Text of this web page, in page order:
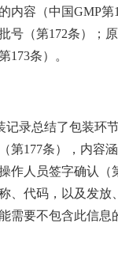
内容（中国GMP
号（第172条）；
173条）。
记录总结了包装环
第177条），内容
作人员签字确认（
、代码，以及发
需要不包含此信息